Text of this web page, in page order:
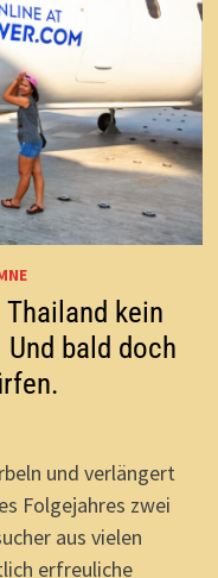
kein
bald doch
und verlängert
Folgejahres zwei
aus vielen
erfreuliche